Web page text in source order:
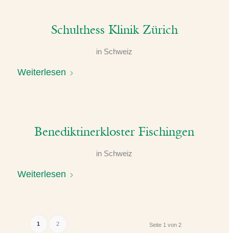
Schulthess Klinik Zürich
in Schweiz
Weiterlesen
Benediktinerkloster Fischingen
in Schweiz
Weiterlesen
Seite 1 von 2
1 2